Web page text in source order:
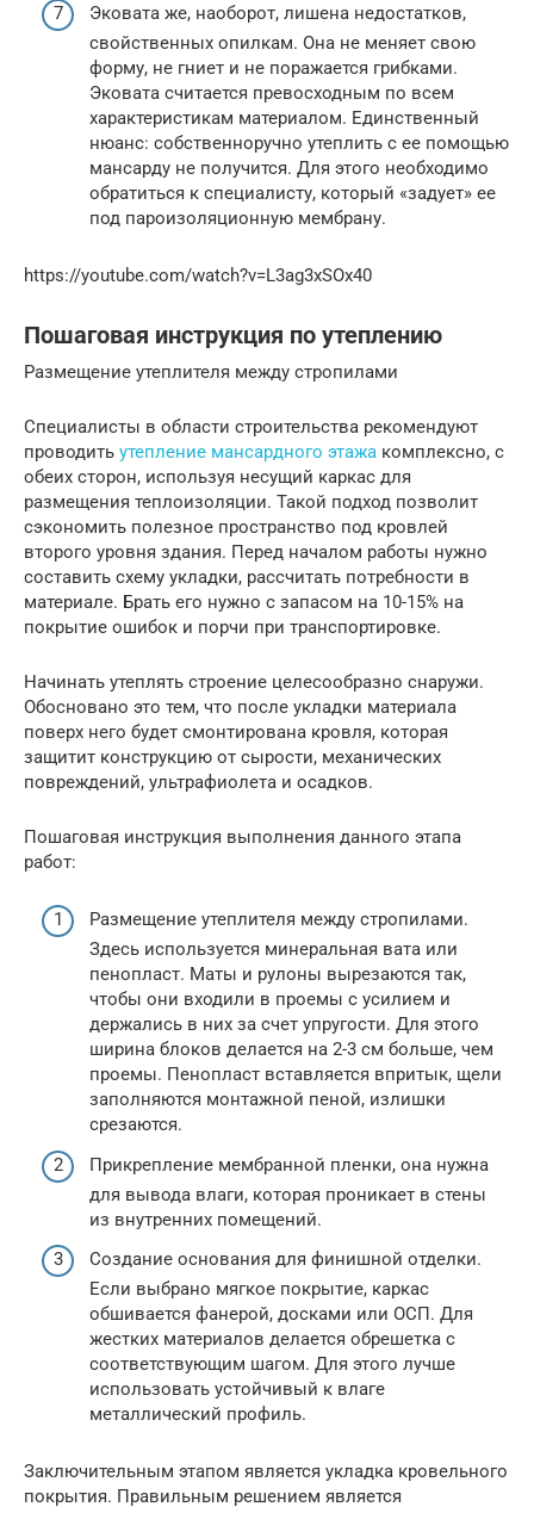
Эковата же, наоборот, лишена недостатков,
свойственных опилкам. Она не меняет свою
форму, не гниет и не поражается грибками.
Эковата считается превосходным по всем
характеристикам материалом. Единственный
нюанс: собственноручно утеплить с ее помощью
мансарду не получится. Для этого необходимо
обратиться к специалисту, который «задует» ее
под пароизоляционную мембрану.
https://youtube.com/watch?v=L3ag3xSOx40
Пошаговая инструкция по утеплению
Размещение утеплителя между стропилами
Специалисты в области строительства рекомендуют
проводить утепление мансардного этажа комплексно, с
обеих сторон, используя несущий каркас для
размещения теплоизоляции. Такой подход позволит
сэкономить полезное пространство под кровлей
второго уровня здания. Перед началом работы нужно
составить схему укладки, рассчитать потребности в
материале. Брать его нужно с запасом на 10-15% на
покрытие ошибок и порчи при транспортировке.
Начинать утеплять строение целесообразно снаружи.
Обосновано это тем, что после укладки материала
поверх него будет смонтирована кровля, которая
защитит конструкцию от сырости, механических
повреждений, ультрафиолета и осадков.
Пошаговая инструкция выполнения данного этапа
работ:
Размещение утеплителя между стропилами.
Здесь используется минеральная вата или
пенопласт. Маты и рулоны вырезаются так,
чтобы они входили в проемы с усилием и
держались в них за счет упругости. Для этого
ширина блоков делается на 2-3 см больше, чем
проемы. Пенопласт вставляется впритык, щели
заполняются монтажной пеной, излишки
срезаются.
Прикрепление мембранной пленки, она нужна
для вывода влаги, которая проникает в стены
из внутренних помещений.
Создание основания для финишной отделки.
Если выбрано мягкое покрытие, каркас
обшивается фанерой, досками или ОСП. Для
жестких материалов делается обрешетка с
соответствующим шагом. Для этого лучше
использовать устойчивый к влаге
металлический профиль.
Заключительным этапом является укладка кровельного
покрытия. Правильным решением является